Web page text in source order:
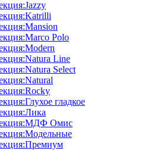
Polo
Line
Select
гладкое
Омис